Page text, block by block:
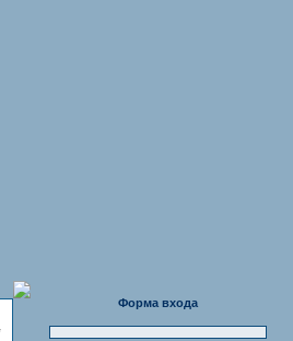
Форма входа